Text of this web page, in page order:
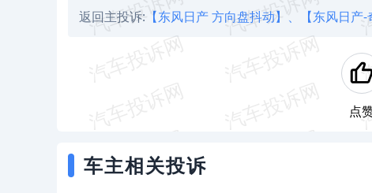
返回主投诉: 【东风日产 方向盘抖动】、 【东风日产
点
车主相关投诉